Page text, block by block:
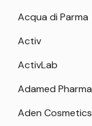
Acqua di Parma
Activ
ActivLab
Adamed Pharma
Aden Cosmetics